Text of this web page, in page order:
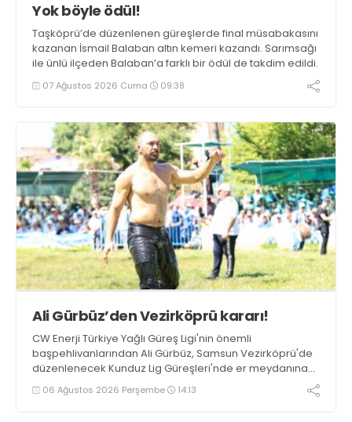
Yok böyle ödül!
Taşköprü’de düzenlenen güreşlerde final müsabakasını
kazanan İsmail Balaban altın kemeri kazandı. Sarımsağı
ile ünlü ilçeden Balaban’a farklı bir ödül de takdim edildi.
07 Ağustos 2026 Cuma 09:38
Ali Gürbüz’den Vezirköprü kararı!
CW Enerji Türkiye Yağlı Güreş Ligi'nin önemli
başpehlivanlarından Ali Gürbüz, Samsun Vezirköprü'de
düzenlenecek Kunduz Lig Güreşleri'nde er meydanına
çıkmayacak.
06 Ağustos 2026 Perşembe 14:13